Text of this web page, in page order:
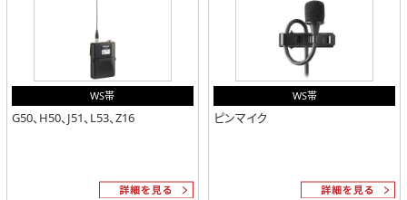
WS帯
G50、H50、J51、L53、Z16
WS帯
ピンマイク